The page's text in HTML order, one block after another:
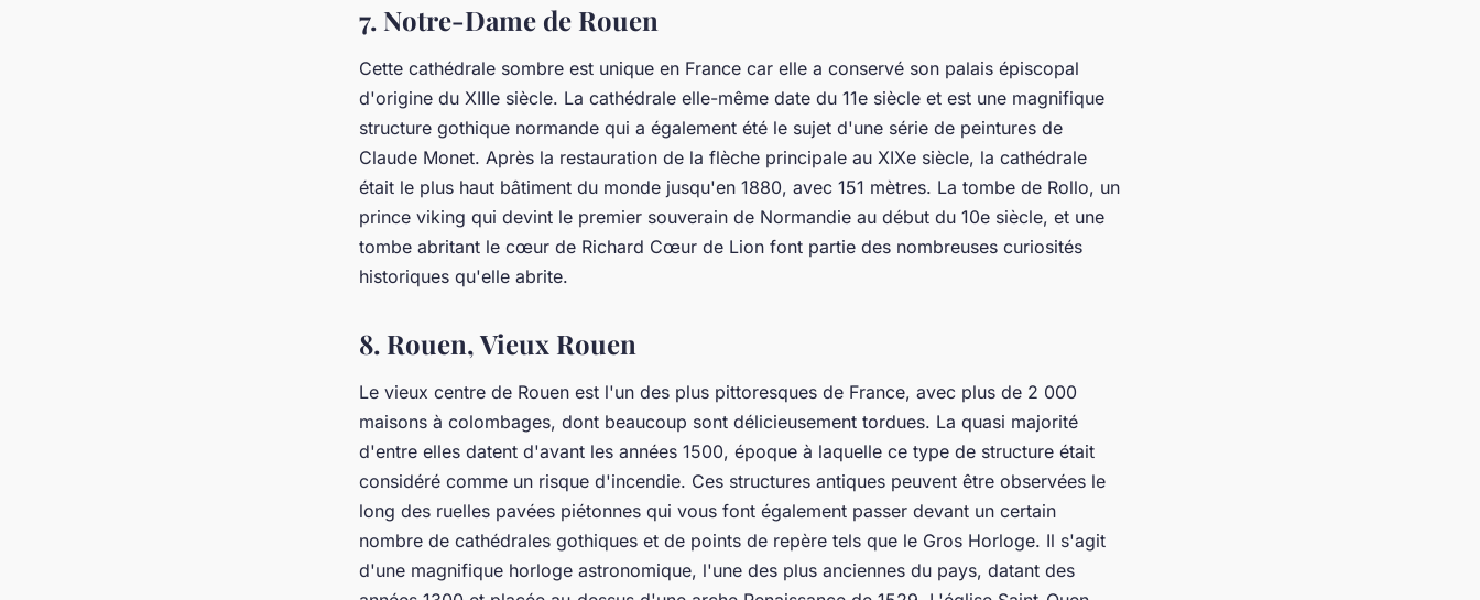
7. Notre-Dame de Rouen
Cette cathédrale sombre est unique en France car elle a conservé son palais épiscopal
d'origine du XIIIe siècle. La cathédrale elle-même date du 11e siècle et est une magnifique
structure gothique normande qui a également été le sujet d'une série de peintures de
Claude Monet. Après la restauration de la flèche principale au XIXe siècle, la cathédrale
était le plus haut bâtiment du monde jusqu'en 1880, avec 151 mètres. La tombe de Rollo, un
prince viking qui devint le premier souverain de Normandie au début du 10e siècle, et une
tombe abritant le cœur de Richard Cœur de Lion font partie des nombreuses curiosités
historiques qu'elle abrite.
8. Rouen, Vieux Rouen
Le vieux centre de Rouen est l'un des plus pittoresques de France, avec plus de 2 000
maisons à colombages, dont beaucoup sont délicieusement tordues. La quasi majorité
d'entre elles datent d'avant les années 1500, époque à laquelle ce type de structure était
considéré comme un risque d'incendie. Ces structures antiques peuvent être observées le
long des ruelles pavées piétonnes qui vous font également passer devant un certain
nombre de cathédrales gothiques et de points de repère tels que le Gros Horloge. Il s'agit
d'une magnifique horloge astronomique, l'une des plus anciennes du pays, datant des